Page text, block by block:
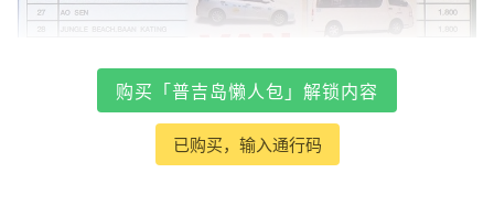
购买「普吉岛懒人包」解锁内容
已购买，输入通行码